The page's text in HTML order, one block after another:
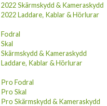
Skärmskydd & Kameraskydd
Laddare, Kablar & Hörlurar
& Kameraskydd
Kablar & Hörlurar
Fodral
Skal
Skärmskydd & Kameraskydd